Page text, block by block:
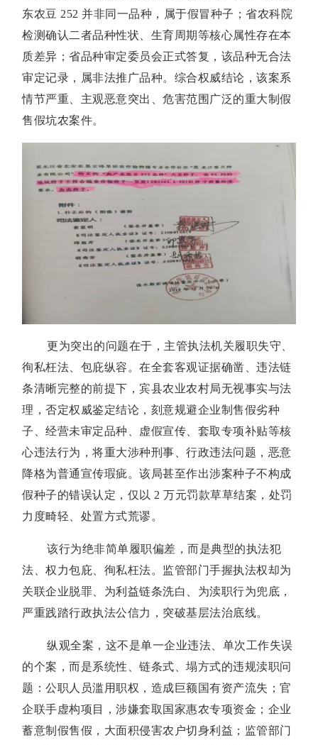
东农豆 252 并非同一品种，属于假冒种子；省农科院
检测确认二者品种性状、生育周期等核心属性存在本
质差异；省品种审定委员会正式答复，该品种无合法
审定记录，属非法推广品种。综合权威结论，该案系
情节严重、主观恶意突出、危害范围广泛的重大制假
售假坑农案件。
更为突出的问题在于，主管执法机关履职失守、
徇私枉法、包庇纵容。在全套客观证据确凿、违法链
条清晰完整的前提下，宾县农业农村局无视事实与法
理，否定权威鉴定结论，刻意规避企业制售假劣种
子、经营未审定品种、虚假宣传、套取专项补贴等核
心违法行为，将重大涉种刑事、行政违法问题，恶意
降格为普通宣传瑕疵。该局甚至作出涉案种子不构成
假种子的错误认定，仅以 2 万元罚款草草结案，处罚
力度畸轻、处置方式荒谬。
该行为绝非简单履职偏差，而是典型的执法犯
法、权力包庇、徇私枉法。监管部门手握执法权却为
关联企业脱罪、为利益链条洗白、为渎职行为兜底，
严重践踏行政执法公信力，突破基层法治底线。
纵观全案，这不是单一企业违法、单次工作失误
的个案，而是系统性、链条式、塌方式的违规渎职问
题：公职人员滥用职权，造成巨额国有资产流失；官
企联手虚构项目，涉嫌套取国家惠农专项资金；企业
蓄意制假售假，大面积侵害农户切身利益；监管部门